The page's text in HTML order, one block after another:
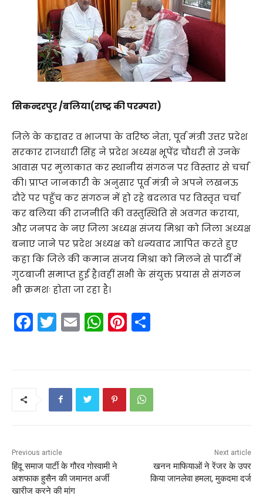
सिकन्दरपुर /बलिया(राष्ट्र की परम्परा)
जिले के कद्दावर व भाजपा के वरिष्ठ नेता, पूर्व मंत्री उत्तर प्रदेश
सरकार राजधारी सिंह ने प्रदेश अध्यक्ष भूपेंद्र चौधरी से उनके
आवास पर मुलाकात कर स्थानीय संगठन पर विस्तार से चर्चा
की। प्राप्त जानकारी के अनुसार पूर्व मंत्री ने अपने लखनऊ
दौरे पर पहुँच कर संगठन में हो रहे बदलाव पर विस्तृत चर्चा
कर बलिया की राजनीति की वस्तुस्थिति से अवगत कराया,
और जनपद के नए जिला अध्यक्ष संजय मिश्रा को जिला अध्यक्ष
बनाए जाने पर प्रदेश अध्यक्ष को धन्यवाद ज्ञापित करते हुए
कहा कि जिले की कमान संजय मिश्रा को मिलने से पार्टी में
गुटबाजी समाप्त हुई है।वहीं सभी के संयुक्त प्रयास से संगठन
भी क्रमशः होता जा रहा है।
F
a
k
T
w
E
m
W
h
A
p
Pi
nt
st
Previous article
हिंदू समाज पार्टी के गौरव गोस्वामी ने
अशफाक हुसैन की जमानत अर्जी
खारीज करने की मांग
Next article
खनन माफियाओं ने रेंजर के उपर
किया जानलेवा हमला, मुकदमा दर्ज